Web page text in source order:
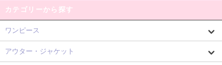
カテゴリーから探す
ワンピース
アウター・ジャケット